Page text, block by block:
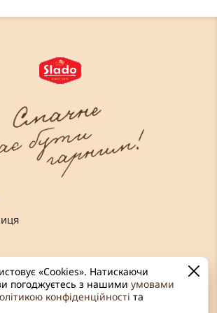
«Cookies». Натискаючи
погоджуєтесь з нашими умовами
конфіденційності та